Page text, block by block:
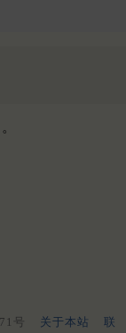
。
号 关于本站
联